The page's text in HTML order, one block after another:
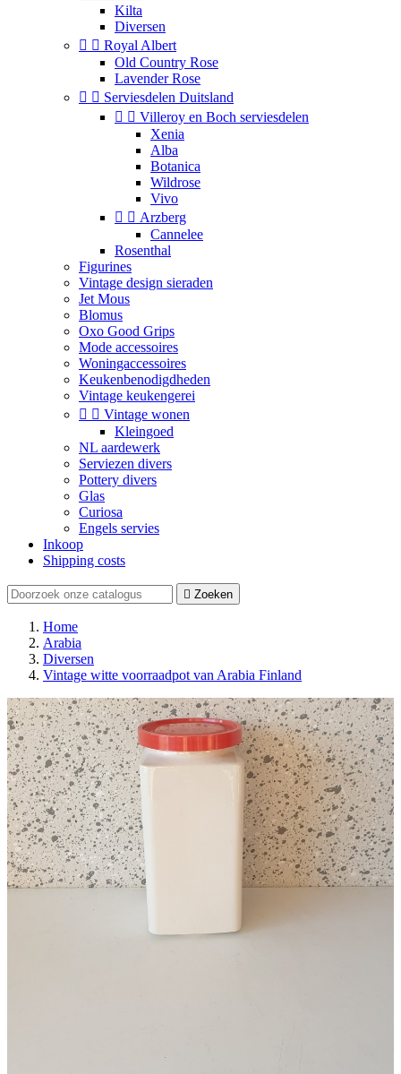
Kilta
Diversen
  Royal Albert
Old Country Rose
Lavender Rose
  Serviesdelen Duitsland
  Villeroy en Boch serviesdelen
Xenia
Alba
Botanica
Wildrose
Vivo
  Arzberg
Cannelee
Rosenthal
Figurines
Vintage design sieraden
Jet Mous
Blomus
Oxo Good Grips
Mode accessoires
Woningaccessoires
Keukenbenodigdheden
Vintage keukengerei
  Vintage wonen
Kleingoed
NL aardewerk
Serviezen divers
Pottery divers
Glas
Curiosa
Engels servies
Inkoop
Shipping costs
 Zoeken
Home
Arabia
Diversen
Vintage witte voorraadpot van Arabia Finland